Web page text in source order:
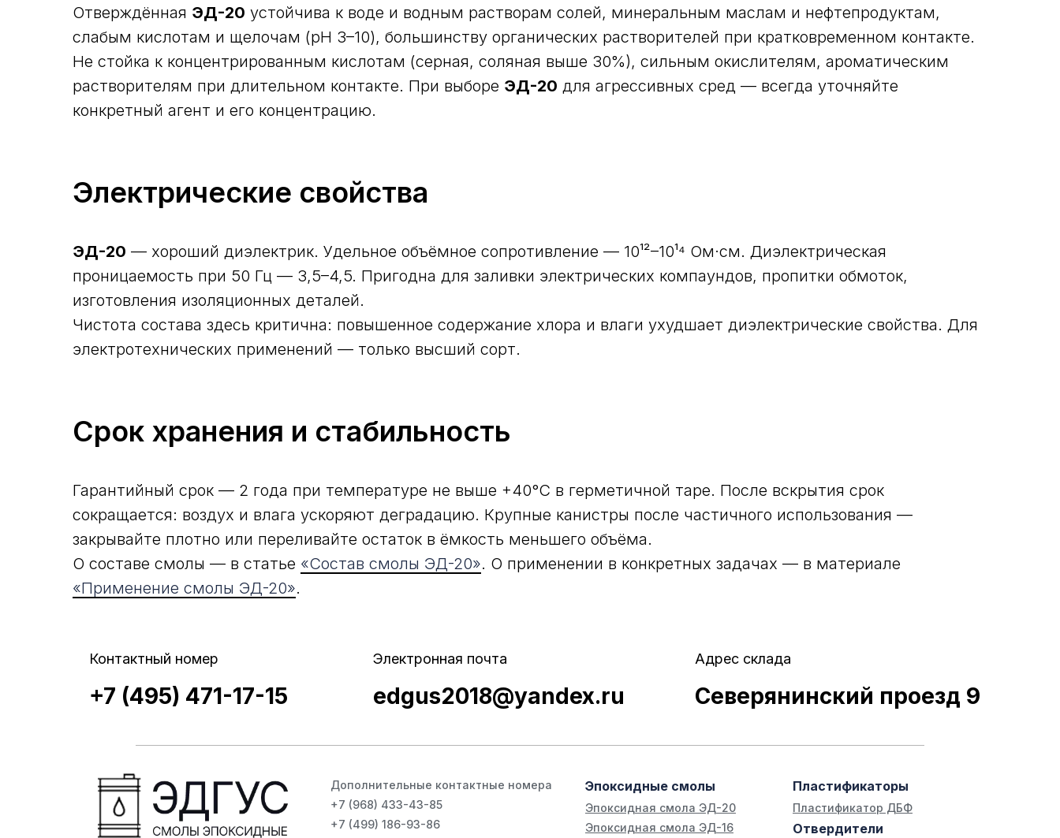
Отверждённая ЭД-20 устойчива к воде и водным растворам солей, минеральным маслам и нефтепродуктам,
слабым кислотам и щелочам (pH 3–10), большинству органических растворителей при кратковременном контакте.
Не стойка к концентрированным кислотам (серная, соляная выше 30%), сильным окислителям, ароматическим
растворителям при длительном контакте. При выборе ЭД-20 для агрессивных сред — всегда уточняйте
конкретный агент и его концентрацию.
Электрические свойства
ЭД-20 — хороший диэлектрик. Удельное объёмное сопротивление — 10¹²–10¹⁴ Ом·см. Диэлектрическая
проницаемость при 50 Гц — 3,5–4,5. Пригодна для заливки электрических компаундов, пропитки обмоток,
изготовления изоляционных деталей.
Чистота состава здесь критична: повышенное содержание хлора и влаги ухудшает диэлектрические свойства. Для
электротехнических применений — только высший сорт.
Срок хранения и стабильность
Гарантийный срок — 2 года при температуре не выше +40°С в герметичной таре. После вскрытия срок
сокращается: воздух и влага ускоряют деградацию. Крупные канистры после частичного использования —
закрывайте плотно или переливайте остаток в ёмкость меньшего объёма.
О составе смолы — в статье «Состав смолы ЭД-20». О применении в конкретных задачах — в материале
«Применение смолы ЭД-20».
Контактный номер
+7 (495) 471-17-15
Электронная почта
edgus2018@yandex.ru
Адрес склада
Северянинский проезд 9
Дополнительные контактные номера
+7 (968) 433-43-85
+7 (499) 186-93-86
Эпоксидная смола ЭД-20
Эпоксидная смола ЭД-16
Эпоксидные смолы Пластификаторы
Отвердители
Пластификатор ДБФ